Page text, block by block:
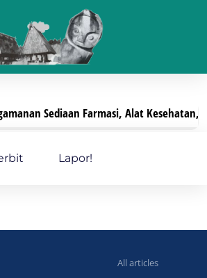
Sediaan Farmasi, Alat Kesehatan, Dan
Lapor!
All articles